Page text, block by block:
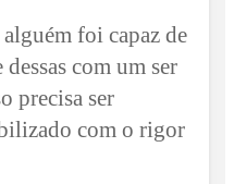
foi capaz de
com um ser
precisa ser
com o rigor